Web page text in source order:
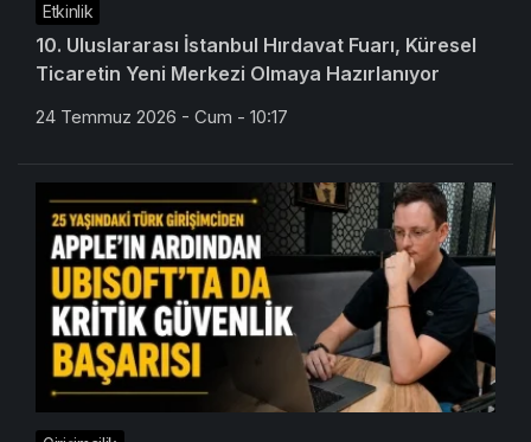
Etkinlik
10. Uluslararası İstanbul Hırdavat Fuarı, Küresel
Ticaretin Yeni Merkezi Olmaya Hazırlanıyor
24 Temmuz 2026 - Cum - 10:17